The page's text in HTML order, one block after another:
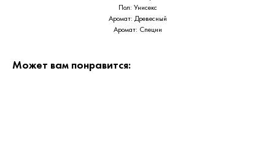
Пол: Унисекс
Аромат: Древесный
Аромат: Специи
Может вам понравится: